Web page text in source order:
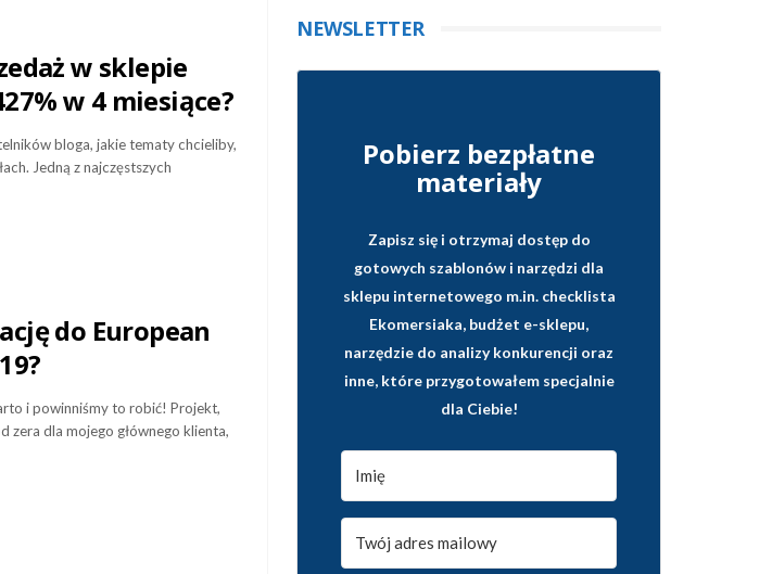
w sklepie
w 4 miesiące?
bloga, jakie tematy chcieliby,
Jedną z najczęstszych
do European
i powinniśmy to robić! Projekt,
zera dla mojego głównego klienta,
NEWSLETTER
Pobierz bezpłatne
materiały
Zapisz się i otrzymaj dostęp do
gotowych szablonów i narzędzi dla
sklepu internetowego m.in. checklista
Ekomersiaka, budżet e-sklepu,
narzędzie do analizy konkurencji oraz
inne, które przygotowałem specjalnie
dla Ciebie!